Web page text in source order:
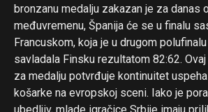
bronzanu medalju zakazan je za danas
međuvremenu, Španija će se u finalu
Francuskom, koja je u drugom
savladala Finsku rezultatom 82:62.
za medalju potvrđuje kontinuitet
košarke na evropskoj sceni. Iako je